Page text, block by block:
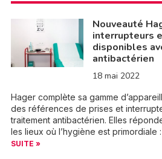
Nouveauté
interrupteurs
disponibles
antibactérien
18 mai 2022
Hager complète sa gamme
des références de prises et
traitement antibactérien. Elles
les lieux où l’hygiène est primordiale
SUITE »